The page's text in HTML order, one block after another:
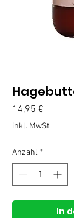
14,95 €
inkl. MwSt.
Anzahl *
In